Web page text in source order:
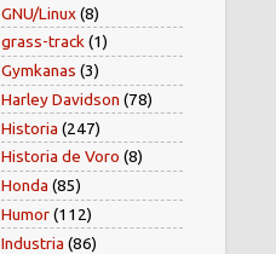
GNU/Linux(8)
grass-track(1)
Gymkanas (3)
Harley Davidson (78)
Historia (247)
Historia de Voro (8)
Honda (85)
Humor(112)
Industria (86)